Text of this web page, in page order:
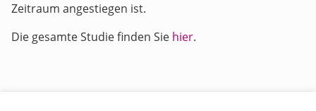
Zeitraum angestiegen ist.
Die gesamte Studie finden Sie hier.